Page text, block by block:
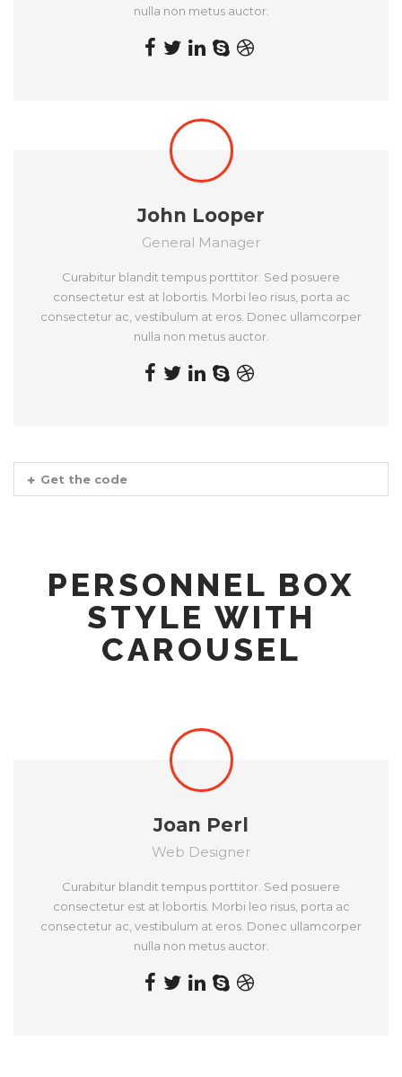
nulla non metus auctor.
John Looper
General Manager
Curabitur blandit tempus porttitor. Sed posuere
consectetur est at lobortis. Morbi leo risus, porta ac
consectetur ac, vestibulum at eros. Donec ullamcorper
nulla non metus auctor.
Get the code
PERSONNEL BOX
STYLE WITH
CAROUSEL
Joan Perl
Web Designer
Curabitur blandit tempus porttitor. Sed posuere
consectetur est at lobortis. Morbi leo risus, porta ac
consectetur ac, vestibulum at eros. Donec ullamcorper
nulla non metus auctor.